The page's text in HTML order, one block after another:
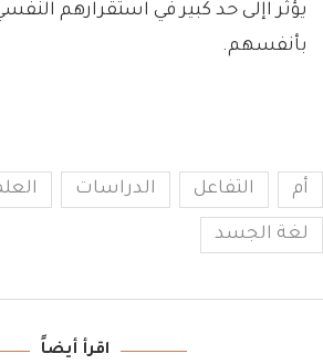
يؤثر اإلى حد كبير في استقرارهم
بأنفسهم.
أم التفاعل الدراسات
لغة الجسد
اقرأ أيضاً